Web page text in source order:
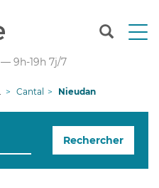
T
n
g
— 9h-19h 7j/7
Cantal Nieudan
Rechercher